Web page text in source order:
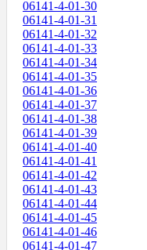
06141-4-01-30
06141-4-01-31
06141-4-01-32
06141-4-01-33
06141-4-01-34
06141-4-01-35
06141-4-01-36
06141-4-01-37
06141-4-01-38
06141-4-01-39
06141-4-01-40
06141-4-01-41
06141-4-01-42
06141-4-01-43
06141-4-01-44
06141-4-01-45
06141-4-01-46
06141-4-01-47